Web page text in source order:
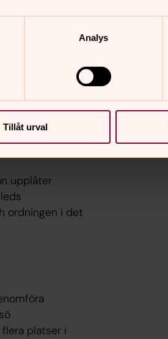
Analys
Tillåt urval
gestaltas.
än där den
upplåter
ordningen i det
platser i